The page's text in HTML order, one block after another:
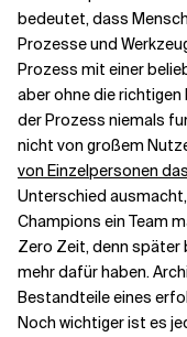
bedeutet, dass
Prozesse und
Prozess mit einer
aber ohne die
der Prozess niemals
nicht von großem
von Einzelpersonen
Unterschied ausmacht,
Champions ein Team
Zero Zeit, denn später
mehr dafür haben.
Bestandteile eines
Noch wichtiger ist es